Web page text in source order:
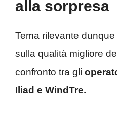
alla sorpresa
Tema rilevante dunque
sulla qualità migliore
confronto tra gli
Iliad e WindTre.